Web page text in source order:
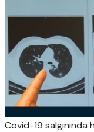
Covid-19 salgınında